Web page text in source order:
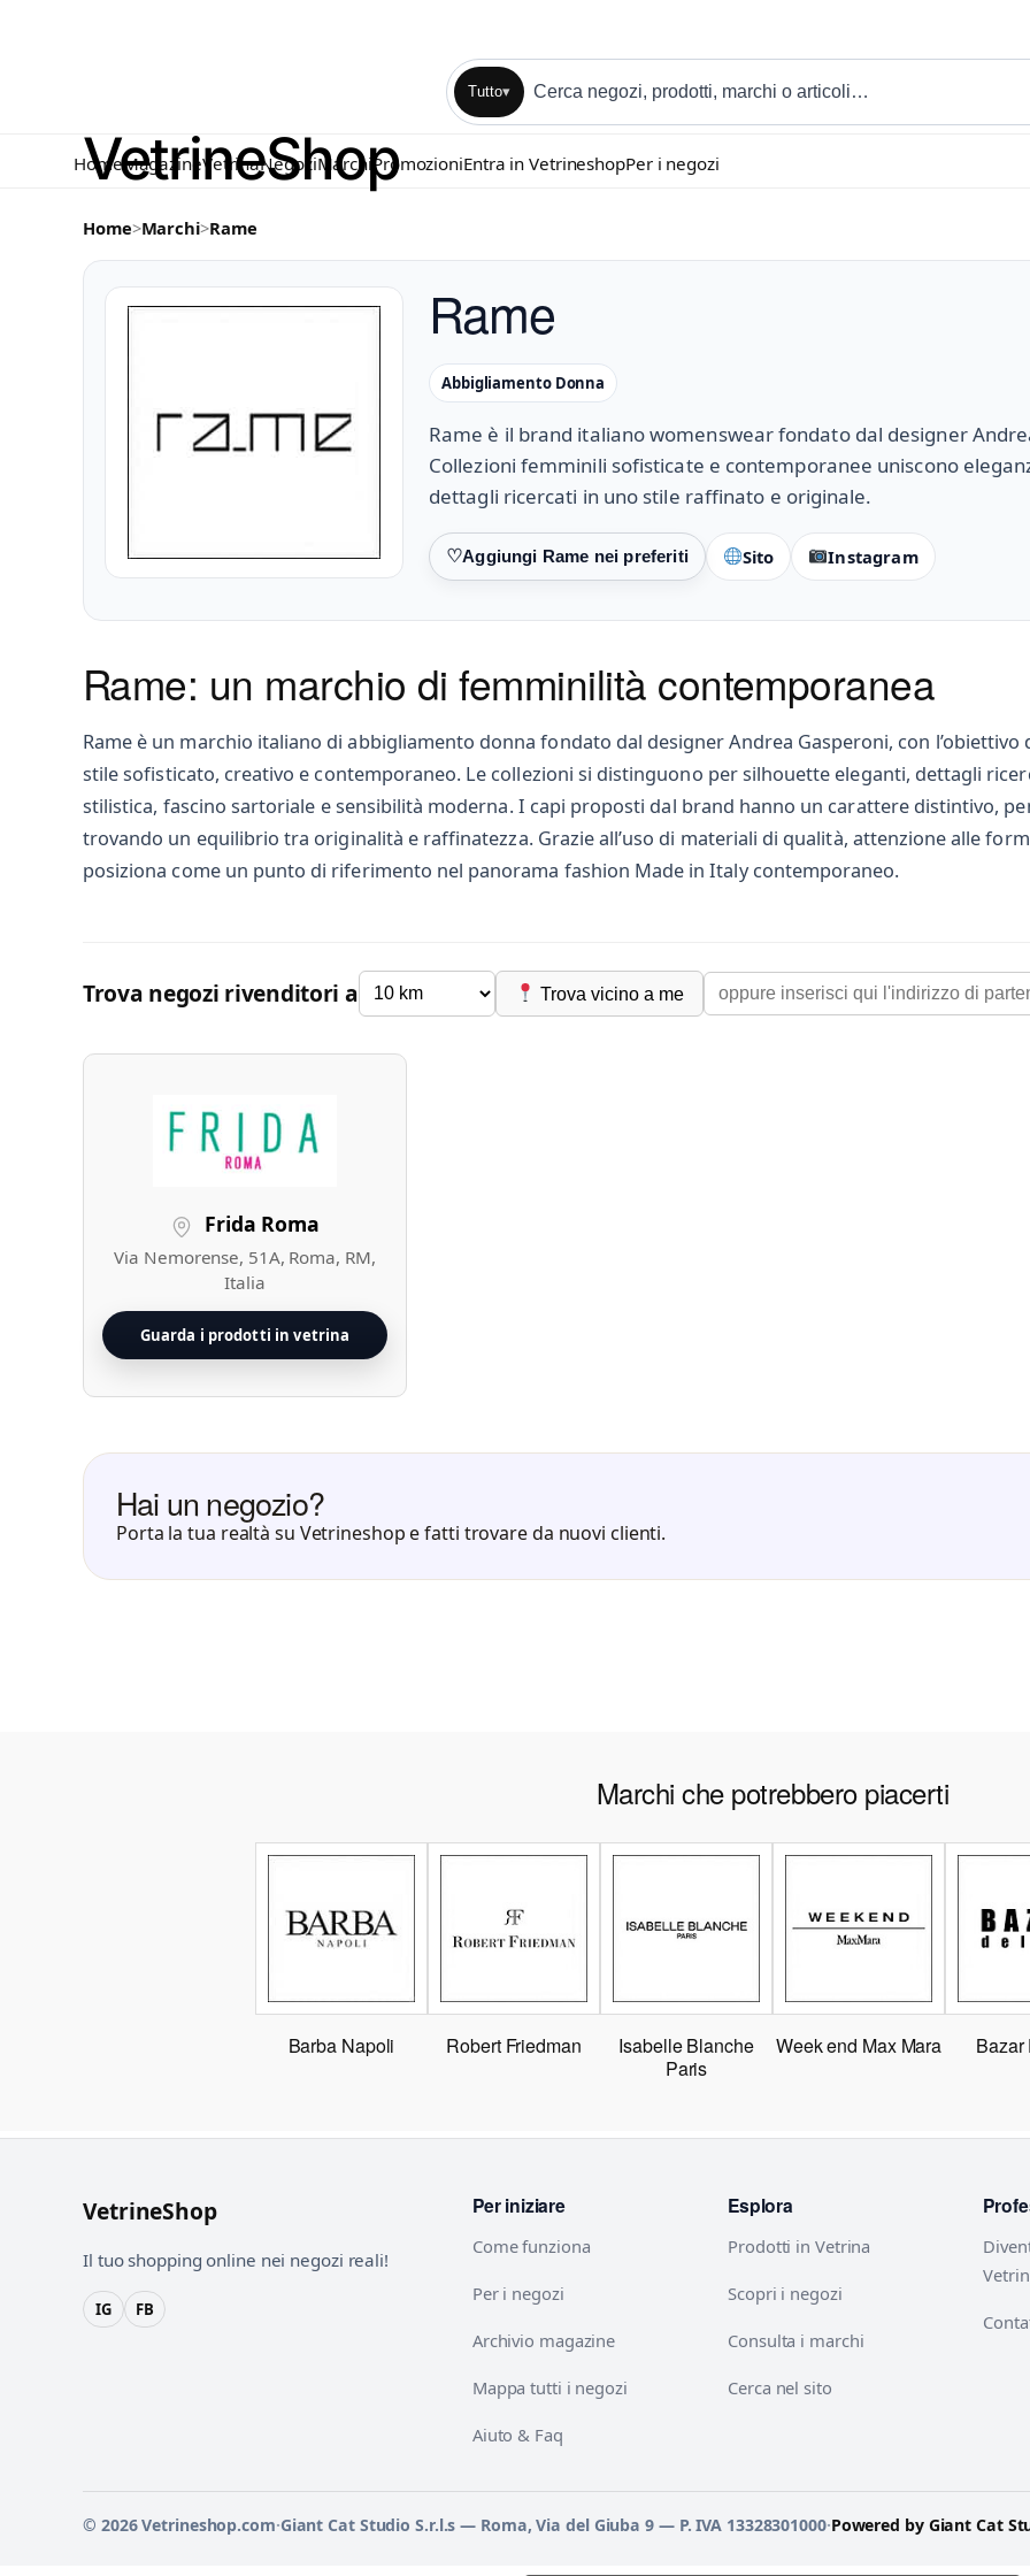
Tutto▾
HomeMagazineVetrinaNegoziMarchi PromozioniEntra in VetrineshopPer i negozi
Home>Marchi>Rame
Rame
Abbigliamento Donna
Rame è il brand italiano womenswear fondato dal designer
Collezioni femminili sofisticate e contemporanee uniscono
dettagli ricercati in uno stile raffinato e originale.
Preferiti Sito Instagram
Rame: un marchio di femminilità contemporanea
Rame è un marchio italiano di abbigliamento donna fondato dal designer Andrea Gasperoni, con
stile sofisticato, creativo e contemporaneo. Le collezioni si distinguono per silhouette eleganti, dettagli
stilistica, fascino sartoriale e sensibilità moderna. I capi proposti dal brand hanno un carattere distintivo,
trovando un equilibrio tra originalità e raffinatezza. Grazie all’uso di materiali di qualità, attenzione alle
posiziona come un punto di riferimento nel panorama fashion Made in Italy contemporaneo.
Trova negozi rivenditori a Trova vicino a me
Frida Roma
Via Nemorense, 51A, Roma, RM,
Italia
Guarda i prodotti in vetrina
Hai un negozio?
Porta la tua realtà su Vetrineshop e fatti trovare da nuovi clienti.
Marchi che potrebbero piacerti
Barba Napoli Robert Friedman
Isabelle Blanche
Paris
Week end Max Mara Bazar
VetrineShop
Il tuo shopping online nei negozi reali!
IG FB
Per iniziare
Come funziona
Per i negozi
Archivio magazine
Mappa tutti i negozi
Aiuto & Faq
Esplora
Prodotti in Vetrina
Scopri i negozi
Consulta i marchi
Cerca nel sito
© 2026 Vetrineshop.com·Giant Cat Studio S.r.l.s — Roma, Via del Giuba 9 — P. IVA 13328301000·Powered by Giant Cat